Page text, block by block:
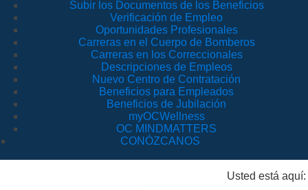
Subir los Documentos de los Beneficios
Verificación de Empleo
Oportunidades Profesionales
Carreras en el Cuerpo de Bomberos
Carreras en los Correccionales
Descripciones de Empleos
Nuevo Centro de Contratación
Beneficios para Empleados
Beneficios de Jubilación
myOCWellness
OC MINDMATTERS
CONÓZCANOS
Usted está aquí: